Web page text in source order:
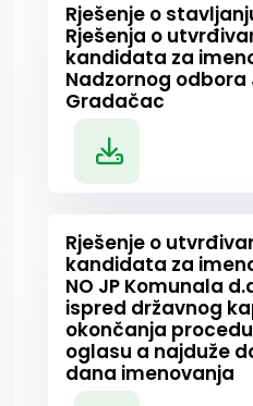
Rješenje o
Rješenja o
kandidata za
Nadzornog odbora
Gradačac
Rješenje o
kandidata za
NO JP Komunala
ispred državnog
okončanja
oglasu a najduže
dana imenovanja